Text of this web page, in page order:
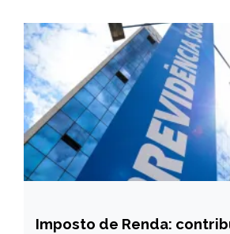
BRASIL
Imposto de Renda: